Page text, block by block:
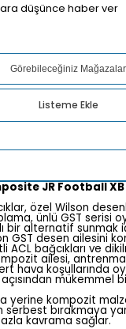
düşünce haber ver
Görebileceğiniz Mağazalar
Listeme Ekle
JR Football XB
özel Wilson
ünlü GST serisi
bir alternatif sunmak
GST desen ailesini
ACL bağcıkları ve
ailesi,
hava koşullarında
mükemmel
yerine kompozit
serbest bırakmaya
kavrama sağlar.